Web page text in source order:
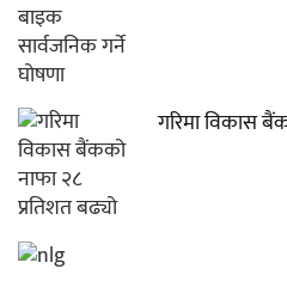
गरिमा विकास